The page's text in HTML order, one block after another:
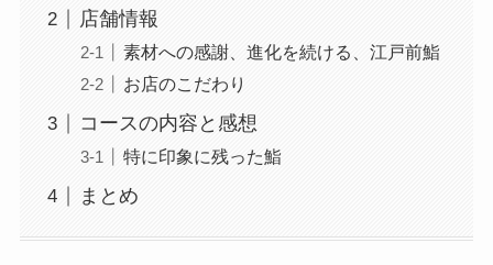
店舗情報
素材への感謝、進化を続ける、江戸前鮨
お店のこだわり
コースの内容と感想
特に印象に残った鮨
まとめ